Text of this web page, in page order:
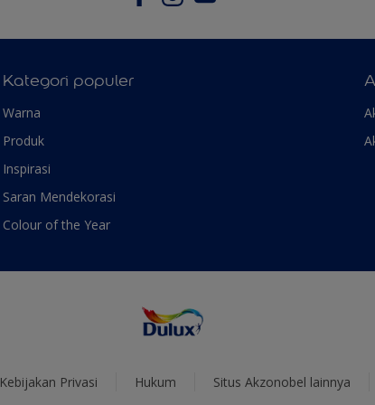
Kategori populer
Warna
Produk
Inspirasi
Saran Mendekorasi
Colour of the Year
Kebijakan Privasi Hukum Situs Akzonobel lainnya